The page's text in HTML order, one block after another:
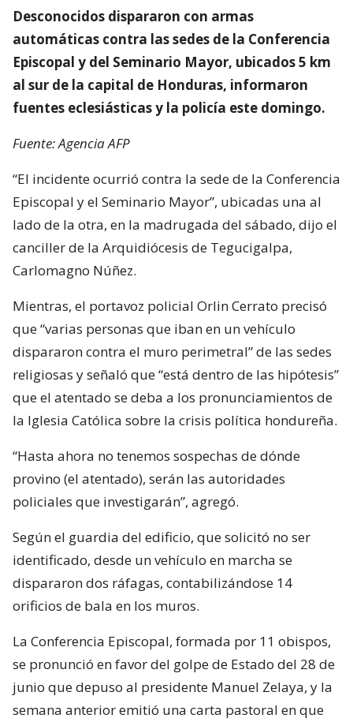
Desconocidos dispararon con armas
automáticas contra las sedes de la Conferencia
Episcopal y del Seminario Mayor, ubicados 5 km
al sur de la capital de Honduras, informaron
fuentes eclesiásticas y la policía este domingo.
Fuente: Agencia AFP
“El incidente ocurrió contra la sede de la Conferencia
Episcopal y el Seminario Mayor”, ubicadas una al
lado de la otra, en la madrugada del sábado, dijo el
canciller de la Arquidiócesis de Tegucigalpa,
Carlomagno Núñez.
Mientras, el portavoz policial Orlin Cerrato precisó
que “varias personas que iban en un vehículo
dispararon contra el muro perimetral” de las sedes
religiosas y señaló que “está dentro de las hipótesis”
que el atentado se deba a los pronunciamientos de
la Iglesia Católica sobre la crisis política hondureña.
“Hasta ahora no tenemos sospechas de dónde
provino (el atentado), serán las autoridades
policiales que investigarán”, agregó.
Según el guardia del edificio, que solicitó no ser
identificado, desde un vehículo en marcha se
dispararon dos ráfagas, contabilizándose 14
orificios de bala en los muros.
La Conferencia Episcopal, formada por 11 obispos,
se pronunció en favor del golpe de Estado del 28 de
junio que depuso al presidente Manuel Zelaya, y la
semana anterior emitió una carta pastoral en que